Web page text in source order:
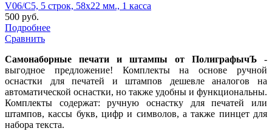
V06/C5, 5 строк, 58х22 мм., 1 касса
500 руб.
Подробнее
Сравнить
Самонаборные печати и штампы от ПолиграфычЪ -
выгодное предложение! Комплекты на основе ручной
оснастки для печатей и штампов дешевле аналогов на
автоматической оснастки, но также удобны и функциональны.
Комплекты содержат: ручную оснастку для печатей или
штампов, кассы букв, цифр и символов, а также пинцет для
набора текста.